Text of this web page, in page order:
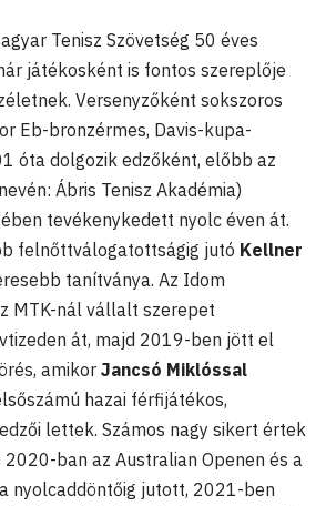
Tenisz Szövetség 50 éves
játékosként is fontos szereplője
Versenyzőként sokszoros
Eb-bronzérmes, Davis-kupa-
óta dolgozik edzőként, előbb az
Ábris Tenisz Akadémia)
tevékenykedett nyolc éven át.
felnőttválogatottságig jutó Kellner
tanítványa. Az Idom
MTK-nál vállalt szerepet
át, majd 2019-ben jött el
amikor Jancsó Miklóssal
hazai férfijátékos,
edzői lettek. Számos nagy sikert értek
ban az Australian Openen és a
nyolcaddöntőig jutott, 2021-ben